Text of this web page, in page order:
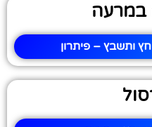
במרעה
ותשבץ – פיתרון